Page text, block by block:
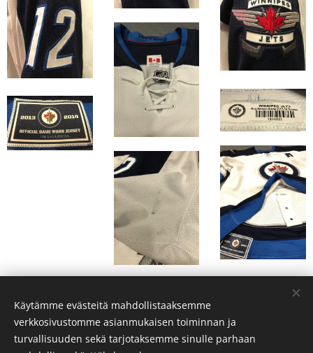
© 2019 Gabi Hakanen
Käytämme evästeitä mahdollistaaksemme
verkkosivustomme asianmukaisen toiminnan ja
turvallisuuden sekä tarjotaksemme sinulle parhaan